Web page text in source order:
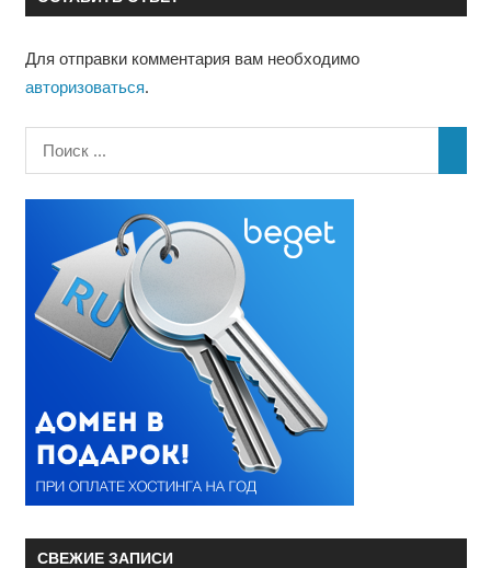
Для отправки комментария вам необходимо
авторизоваться.
СВЕЖИЕ ЗАПИСИ